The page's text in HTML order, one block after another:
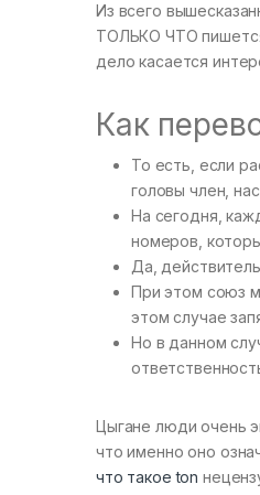
Из всего
ТОЛЬКО ЧТО
дело касается
Как
То есть, если
головы член,
На сегодня,
номеров,
Да,
При этом союз
этом случае
Но в данном
Цыгане люди очень
что именно оно
что такое ton